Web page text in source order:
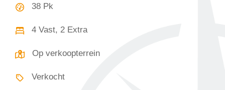
38 Pk
4 Vast, 2 Extra
Op verkoopterrein
Verkocht